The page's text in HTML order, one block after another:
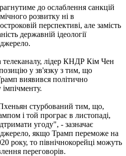
до ослаблення санкцій
розвитку ні в
перспективі, але замість
державній ідеології
телеканалу, лідер КНДР Кім Чен
у зв'язку з тим, що
виявився політично
стурбований тим, що,
і той програє в листопаді,
угоду", - зазначає
якщо Трамп переможе на
року, то північнокорейці можуть
переговорів.